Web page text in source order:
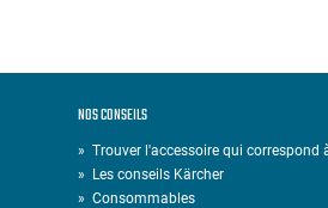
NOS CONSEILS
» Trouver l'accessoire qui correspond
» Les conseils Kärcher
» Consommables